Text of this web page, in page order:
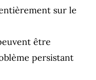
sur le
être
persistant